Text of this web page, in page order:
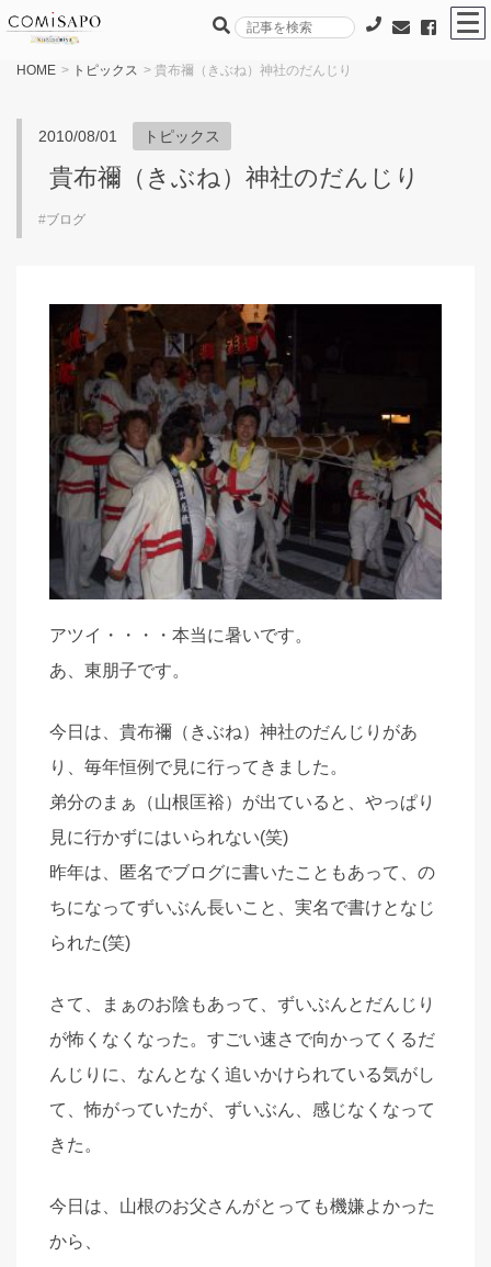
HOME > トピックス > 貴布禰（きぶね）神社のだんじり
2010/08/01 トピックス
貴布禰（きぶね）神社のだんじり
#ブログ
アツイ・・・・本当に暑いです。
あ、東朋子です。
今日は、貴布禰（きぶね）神社のだんじりがあ
り、毎年恒例で見に行ってきました。
弟分のまぁ（山根匡裕）が出ていると、やっぱり
見に行かずにはいられない(笑)
昨年は、匿名でブログに書いたこともあって、の
ちになってずいぶん長いこと、実名で書けとなじ
られた(笑)
さて、まぁのお陰もあって、ずいぶんとだんじり
が怖くなくなった。すごい速さで向かってくるだ
んじりに、なんとなく追いかけられている気がし
て、怖がっていたが、ずいぶん、感じなくなって
きた。
今日は、山根のお父さんがとっても機嫌よかった
から、